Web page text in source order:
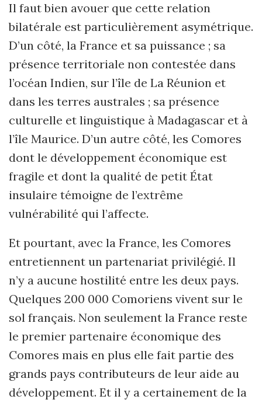
Il faut bien avouer que cette relation
bilatérale est particulièrement asymétrique.
D’un côté, la France et sa puissance ; sa
présence territoriale non contestée dans
l’océan Indien, sur l’île de La Réunion et
dans les terres australes ; sa présence
culturelle et linguistique à Madagascar et à
l’île Maurice. D’un autre côté, les Comores
dont le développement économique est
fragile et dont la qualité de petit État
insulaire témoigne de l’extrême
vulnérabilité qui l’affecte.
Et pourtant, avec la France, les Comores
entretiennent un partenariat privilégié. Il
n’y a aucune hostilité entre les deux pays.
Quelques 200 000 Comoriens vivent sur le
sol français. Non seulement la France reste
le premier partenaire économique des
Comores mais en plus elle fait partie des
grands pays contributeurs de leur aide au
développement. Et il y a certainement de la